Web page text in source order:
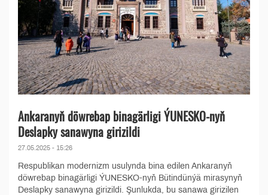
Ankaranyň döwrebap binagärligi ÝUNESKO-nyň
Deslapky sanawyna girizildi
27.05.2025 - 15:26
Respublikan modernizm usulynda bina edilen Ankaranyň
döwrebap binagärligi ÝUNESKO-nyň Bütindünýä mirasynyň
Deslapky sanawyna girizildi. Şunlukda, bu sanawa girizilen